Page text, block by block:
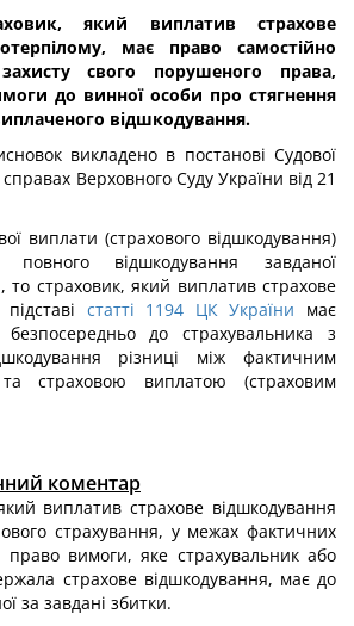
який виплатив страхове
має право самостійно
свого порушеного права,
до винної особи про стягнення
відшкодування.
викладено в постанові Судової
Верховного Суду України від 21
виплати (страхового відшкодування)
повного відшкодування завданої
то страховик, який виплатив страхове
статті 1194 ЦК України має
до страхувальника з
різниці між фактичним
страховою виплатою (страховим
коментар
виплатив страхове відшкодування
страхування, у межах фактичних
право вимоги, яке страхувальник або
страхове відшкодування, має до
за завдані збитки.